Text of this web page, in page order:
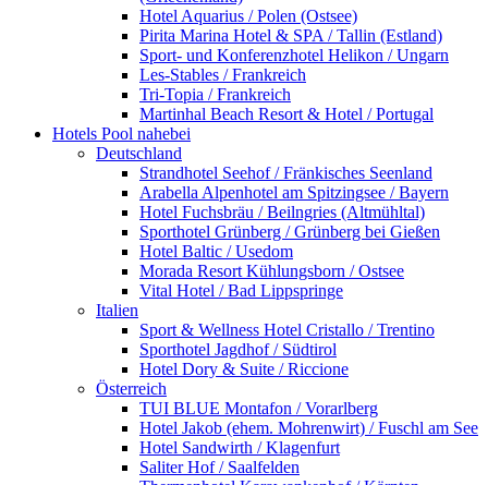
Hotel Aquarius / Polen (Ostsee)
Pirita Marina Hotel & SPA / Tallin (Estland)
Sport- und Konferenzhotel Helikon / Ungarn
Les-Stables / Frankreich
Tri-Topia / Frankreich
Martinhal Beach Resort & Hotel / Portugal
Hotels Pool nahebei
Deutschland
Strandhotel Seehof / Fränkisches Seenland
Arabella Alpenhotel am Spitzingsee / Bayern
Hotel Fuchsbräu / Beilngries (Altmühltal)
Sporthotel Grünberg / Grünberg bei Gießen
Hotel Baltic / Usedom
Morada Resort Kühlungsborn / Ostsee
Vital Hotel / Bad Lippspringe
Italien
Sport & Wellness Hotel Cristallo / Trentino
Sporthotel Jagdhof / Südtirol
Hotel Dory & Suite / Riccione
Österreich
TUI BLUE Montafon / Vorarlberg
Hotel Jakob (ehem. Mohrenwirt) / Fuschl am See
Hotel Sandwirth / Klagenfurt
Saliter Hof / Saalfelden